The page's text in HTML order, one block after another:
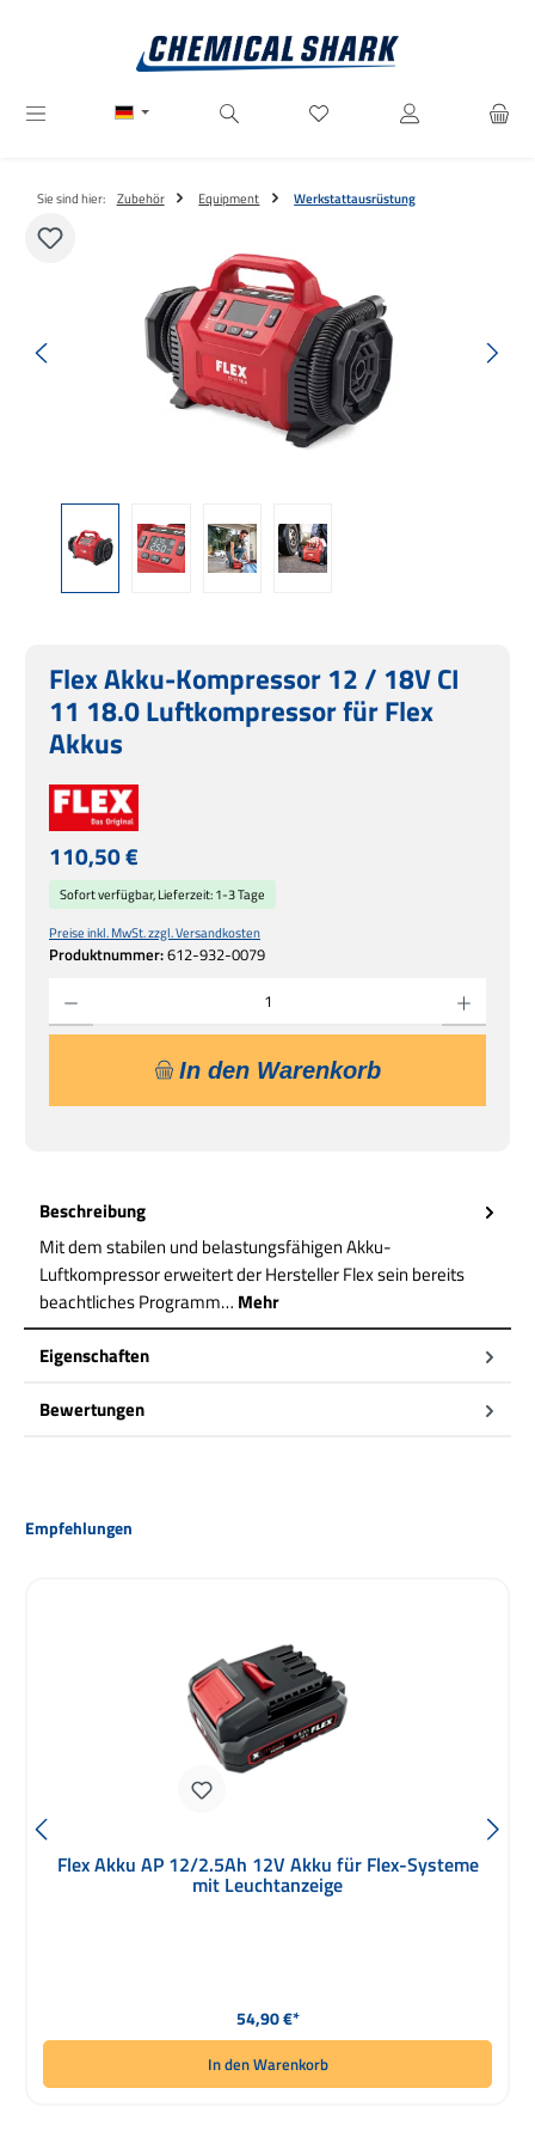
Du hast 0 Produkte auf dem
Sie sind hier: Zubehör Equipment Werkstattausrüstung
Bildergalerie überspringen
Flex Akku-Kompressor 12 / 18V CI
11 18.0 Luftkompressor für Flex
Akkus
Regulärer Preis:
110,50 €
Preise inkl. MwSt. zzgl. Versandkosten
Produktnummer:612-932-0079
Sofort verfügbar, Lieferzeit: 1-3 Tage
In den Warenkorb
Beschreibung
Mit dem stabilen und belastungsfähigen Akku-
Luftkompressor erweitert der Hersteller Flex sein bereits
beachtliches Programm… Mehr
Eigenschaften
Bewertungen
Produktgalerie überspringen
Empfehlungen
Flex Akku AP 12/2.5Ah 12V Akku für Flex-Systeme
mit Leuchtanzeige
Regulärer Preis:
54,90 €*
In den Warenkorb